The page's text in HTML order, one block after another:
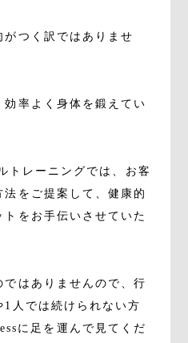
つく訳ではありませ
率よく身体を鍛えてい
トレーニングでは、お客
をご提案して、健康的
をお手伝いさせていた
はありませんので、行
人では続けられない方
に足を運んで見てくだ